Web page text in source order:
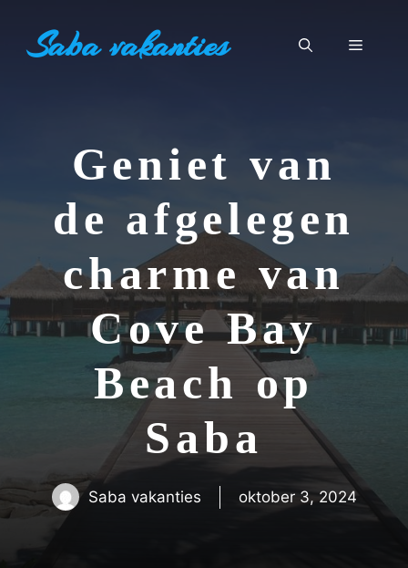
Saba vakanties Menu
Geniet van
de afgelegen
charme van
Cove Bay
Beach op
Saba
Saba vakanties oktober 3, 2024